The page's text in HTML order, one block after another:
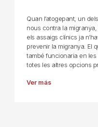
Quan l’atogepant, un
nous contra la migranya,
els assaigs clínics ja
prevenir la migranya. El
també funcionaria en
totes les altres opcions
Ver más